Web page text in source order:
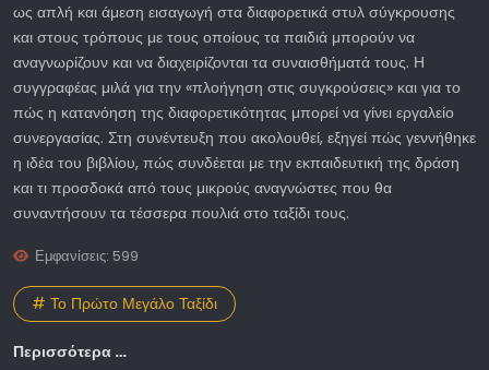
ως απλή και άμεση εισαγωγή στα διαφορετικά στυλ σύγκρουσης
και στους τρόπους με τους οποίους τα παιδιά μπορούν να
αναγνωρίζουν και να διαχειρίζονται τα συναισθήματά τους. Η
συγγραφέας μιλά για την «πλοήγηση στις συγκρούσεις» και για το
πώς η κατανόηση της διαφορετικότητας μπορεί να γίνει εργαλείο
συνεργασίας. Στη συνέντευξη που ακολουθεί, εξηγεί πώς γεννήθηκε
η ιδέα του βιβλίου, πώς συνδέεται με την εκπαιδευτική της δράση
και τι προσδοκά από τους μικρούς αναγνώστες που θα
συναντήσουν τα τέσσερα πουλιά στο ταξίδι τους.
Εμφανίσεις: 599
# Το Πρώτο Μεγάλο Ταξίδι
Περισσότερα …